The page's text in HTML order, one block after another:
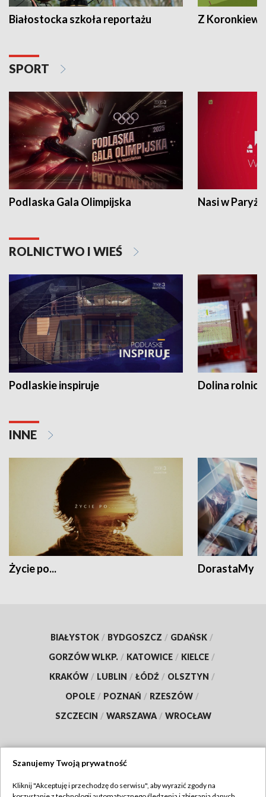
Białostocka szkoła reportażu Z
SPORT
Podlaska Gala Olimpijska Nasi w Paryżu
ROLNICTWO I WIEŚ
Podlaskie inspiruje Dolina
INNE
Życie po... DorastaMy
BIAŁYSTOK / BYDGOSZCZ / GDAŃSK /
GORZÓW WLKP. / KATOWICE / KIELCE /
KRAKÓW / LUBLIN / ŁÓDŹ / OLSZTYN /
OPOLE / POZNAŃ / RZESZÓW /
SZCZECIN / WARSZAWA / WROCŁAW
Szanujemy Twoją prywatność
Kliknij "Akceptuję i przechodzę do serwisu", aby wyrazić zgody na